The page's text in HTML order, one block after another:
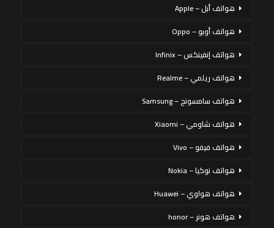
هواتف أبل – Apple
هواتف أوبو – Oppo
هواتف إنفينكس – Infinix
هواتف ريلمي – Realme
هواتف سامسونج – Samsung
هواتف شاومي – Xiaomi
هواتف فيفو – Vivo
هواتف نوكيا – Nokia
هواتف هواوي – Huawei
هواتف هونر – honor